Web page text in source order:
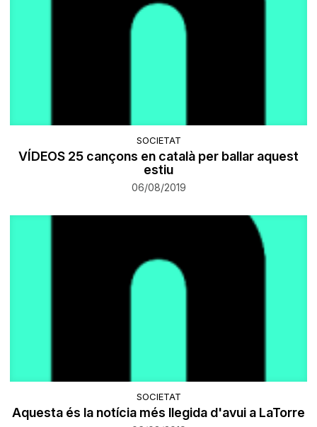
SOCIETAT
VÍDEOS 25 cançons en català per ballar aquest
estiu
06/08/2019
SOCIETAT
Aquesta és la notícia més llegida d'avui a LaTorre